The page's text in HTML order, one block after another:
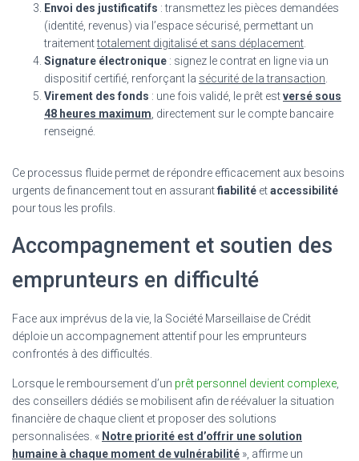
Envoi des justificatifs : transmettez les pièces demandées
(identité, revenus) via l’espace sécurisé, permettant un
traitementtotalement digitalisé et sans déplacement
Signature électronique : signez le contrat en ligne via un
dispositif certifié, renforçant la sécurité de la transaction
Virement des fonds : une fois validé, le prêt estversé sous
48 heures maximum , directement sur le compte bancaire
renseigné.
Ce processus fluide permet de répondre efficacement aux besoins
urgents de financement tout en assurantfiabilité etaccessibilité
pour tous les profils.
Accompagnement et soutien des
emprunteurs en difficulté
Face aux imprévus de la vie, la Société Marseillaise de Crédit
déploie un accompagnement attentif pour les emprunteurs
confrontés à des difficultés.
Lorsque le remboursement d’un prêt personnel devient complexe
des conseillers dédiés se mobilisent afin de réévaluer la situation
financière de chaque client et proposer des solutions
personnalisées. « Notre priorité est d’offrir une solution
humaine à chaque moment de vulnérabilité », affirme un